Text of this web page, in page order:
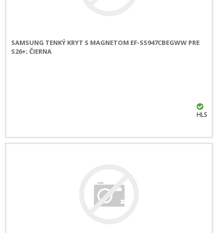
SAMSUNG TENKÝ KRYT S MAGNETOM EF-SS947CBEGWW PRE
S26+; ČIERNA
HLS